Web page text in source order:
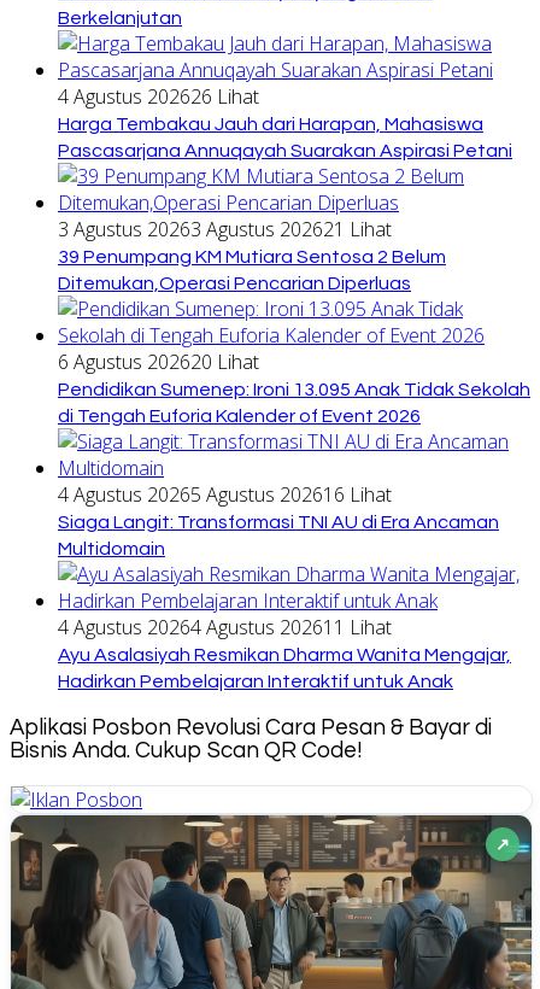
Berkelanjutan
4 Agustus 202626 Lihat
Harga Tembakau Jauh dari Harapan, Mahasiswa
Pascasarjana Annuqayah Suarakan Aspirasi Petani
3 Agustus 20263 Agustus 202621 Lihat
39 Penumpang KM Mutiara Sentosa 2 Belum
Ditemukan,Operasi Pencarian Diperluas
6 Agustus 202620 Lihat
Pendidikan Sumenep: Ironi 13.095 Anak Tidak Sekolah
di Tengah Euforia Kalender of Event 2026
4 Agustus 20265 Agustus 202616 Lihat
Siaga Langit: Transformasi TNI AU di Era Ancaman
Multidomain
4 Agustus 20264 Agustus 202611 Lihat
Ayu Asalasiyah Resmikan Dharma Wanita Mengajar,
Hadirkan Pembelajaran Interaktif untuk Anak
Aplikasi Posbon Revolusi Cara Pesan & Bayar di
Bisnis Anda. Cukup Scan QR Code!
↗